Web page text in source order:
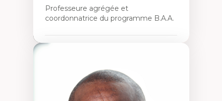
Professeure agrégée et
coordonnatrice du programme B.A.A.
Gestion des ressources humaines
(attraction et fidélisation de la main-
d’œuvre)
Responsabilité sociale des organisations